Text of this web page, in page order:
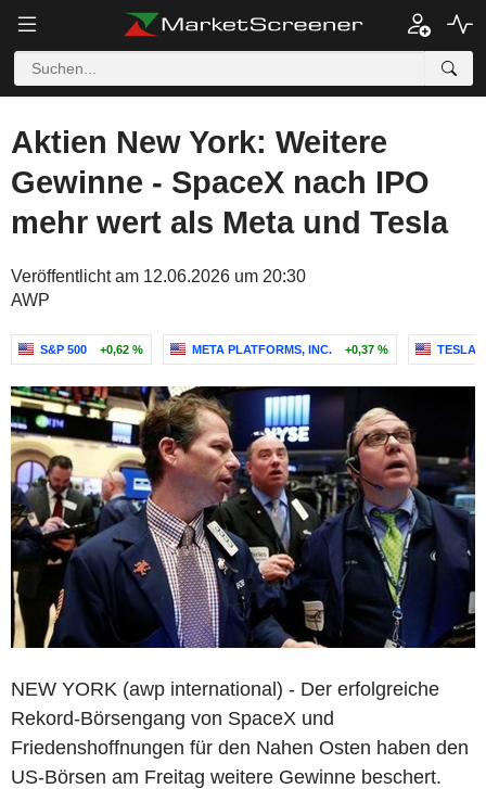
Aktien New York: Weitere
Gewinne - SpaceX nach IPO
mehr wert als Meta und Tesla
Veröffentlicht am 12.06.2026 um 20:30
AWP
S&P 500 +0,62 % META PLATFORMS, INC. +0,37 % TESLA,
NEW YORK (awp international) - Der erfolgreiche
Rekord-Börsengang von SpaceX und
Friedenshoffnungen für den Nahen Osten haben den
US-Börsen am Freitag weitere Gewinne beschert.